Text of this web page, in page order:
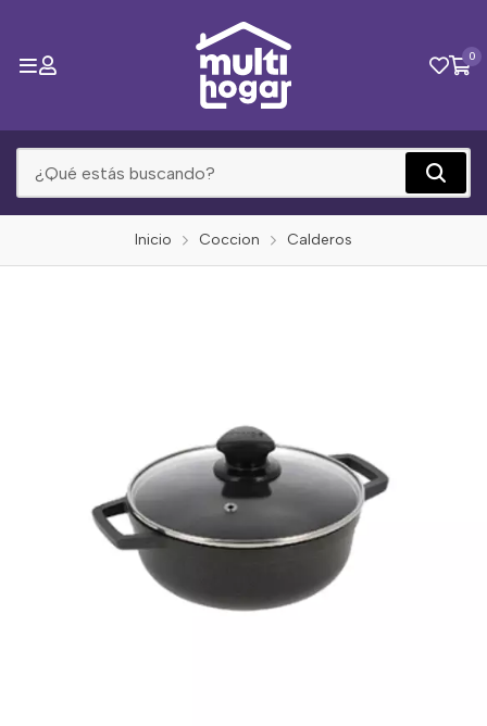
0
Inicio Coccion Calderos